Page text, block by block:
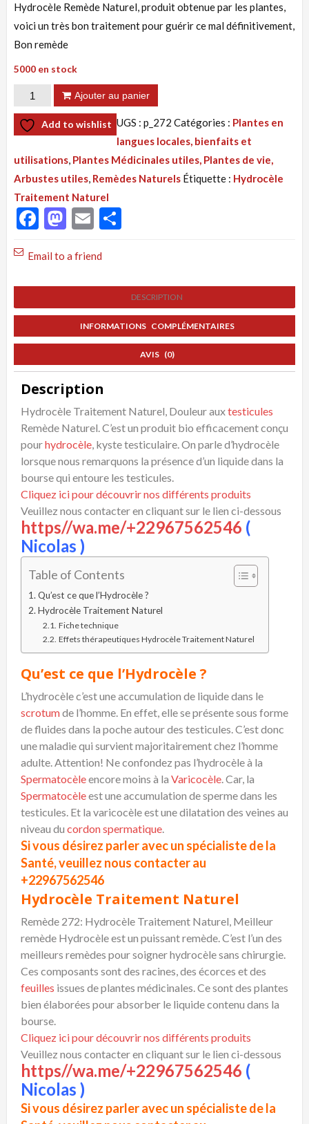
Hydrocèle Remède Naturel, produit obtenue par les plantes,
voici un très bon traitement pour guérir ce mal définitivement,
Bon remède
5000 en stock
quantité
de
Tisane
:
Hydrocèle
Remède
Naturel,
Recette
Ajouter au panier
Add to wishlist UGS : p_272 Catégories : Plantes en
langues locales, bienfaits et
utilisations, Plantes Médicinales utiles, Plantes de vie,
Arbustes utiles, Remèdes Naturels Étiquette : Hydrocèle
Traitement Naturel
Facebook
Mastodon
Email
Email to a friend
DESCRIPTION
INFORMATIONS COMPLÉMENTAIRES
AVIS (0)
Description
Hydrocèle Traitement Naturel, Douleur auxtesticules
Remède Naturel. C’est un produit bio efficacement conçu
pourhydrocèle , kyste testiculaire. On parle d’hydrocèle
lorsque nous remarquons la présence d’un liquide dans la
bourse qui entoure les testicules.
Cliquez ici pour découvrir nos différents produits
Veuillez nous contacter en cliquant sur le lien ci-dessous
https//wa.me/+22967562546 (
Nicolas )
Table of Contents
Qu’est ce que l’Hydrocèle ?
Hydrocèle Traitement Naturel
Fiche technique
Effets thérapeutiques Hydrocèle Traitement Naturel
Qu’est ce que l’Hydrocèle ?
L’hydrocèle c’est une accumulation de liquide dans le
scrotumde l’homme. En effet, elle se présente sous forme
de fluides dans la poche autour des testicules. C’est donc
une maladie qui survient majoritairement chez l’homme
adulte. Attention! Ne confondez pas l’hydrocèle à la
Spermatocèleencore moins à la Varicocèle . Car, la
Spermatocèleest une accumulation de sperme dans les
testicules. Et la varicocèle est une dilatation des veines au
niveau du cordon spermatique
Si vous désirez parler avec un spécialiste de la
Santé, veuillez nous contacter au
+22967562546
Hydrocèle Traitement Naturel
Remède 272: Hydrocèle Traitement Naturel, Meilleur
remède Hydrocèle est un puissant remède. C’est l’un des
meilleurs remèdes pour soigner hydrocèle sans chirurgie.
Ces composants sont des racines, des écorces et des
feuilles issues de plantes médicinales. Ce sont des plantes
bien élaborées pour absorber le liquide contenu dans la
bourse.
Cliquez ici pour découvrir nos différents produits
Veuillez nous contacter en cliquant sur le lien ci-dessous
https//wa.me/+22967562546 (
Nicolas )
Si vous désirez parler avec un spécialiste de la